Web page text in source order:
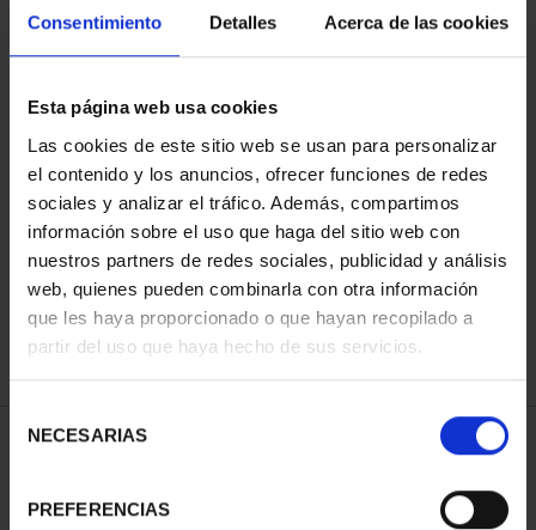
Consentimiento Detalles Acerca de las cookies
Esta página web usa cookies
Las cookies de este sitio web se usan para personalizar
el contenido y los anuncios, ofrecer funciones de redes
sociales y analizar el tráfico. Además, compartimos
información sobre el uso que haga del sitio web con
nuestros partners de redes sociales, publicidad y análisis
web, quienes pueden combinarla con otra información
que les haya proporcionado o que hayan recopilado a
partir del uso que haya hecho de sus servicios.
NECESARIAS
PREFERENCIAS
SORT BY:
REFINE
1 Products found